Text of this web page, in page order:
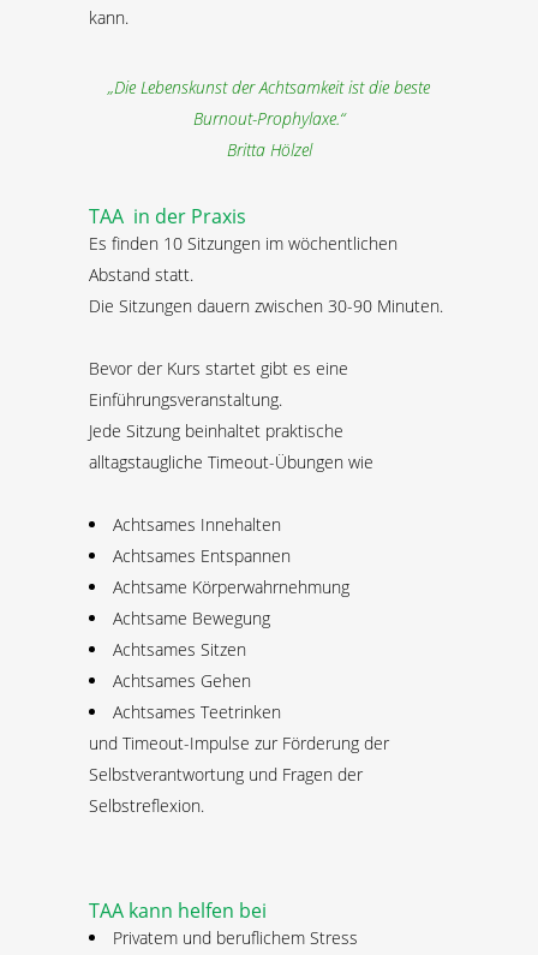
kann.
„Die Lebenskunst der Achtsamkeit ist die beste
Burnout-Prophylaxe.“
Britta Hölzel
TAA in der Praxis
Es finden 10 Sitzungen im wöchentlichen
Abstand statt.
Die Sitzungen dauern zwischen 30-90 Minuten.
Bevor der Kurs startet gibt es eine
Einführungsveranstaltung.
Jede Sitzung beinhaltet praktische
alltagstaugliche Timeout-Übungen wie
Achtsames Innehalten
Achtsames Entspannen
Achtsame Körperwahrnehmung
Achtsame Bewegung
Achtsames Sitzen
Achtsames Gehen
Achtsames Teetrinken
und Timeout-Impulse zur Förderung der
Selbstverantwortung und Fragen der
Selbstreflexion.
TAA kann helfen bei
Privatem und beruflichem Stress